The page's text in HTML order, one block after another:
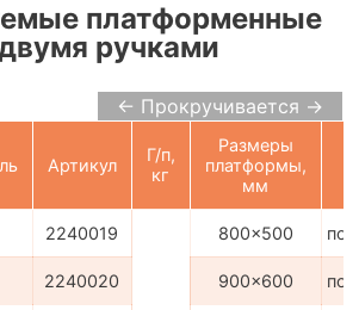
платформенные
ручками
← Прокручивается →
Артикул
Г/п,
кг
Размеры
платформы,
мм
2240019 800x500 по
2240020 900x600 по